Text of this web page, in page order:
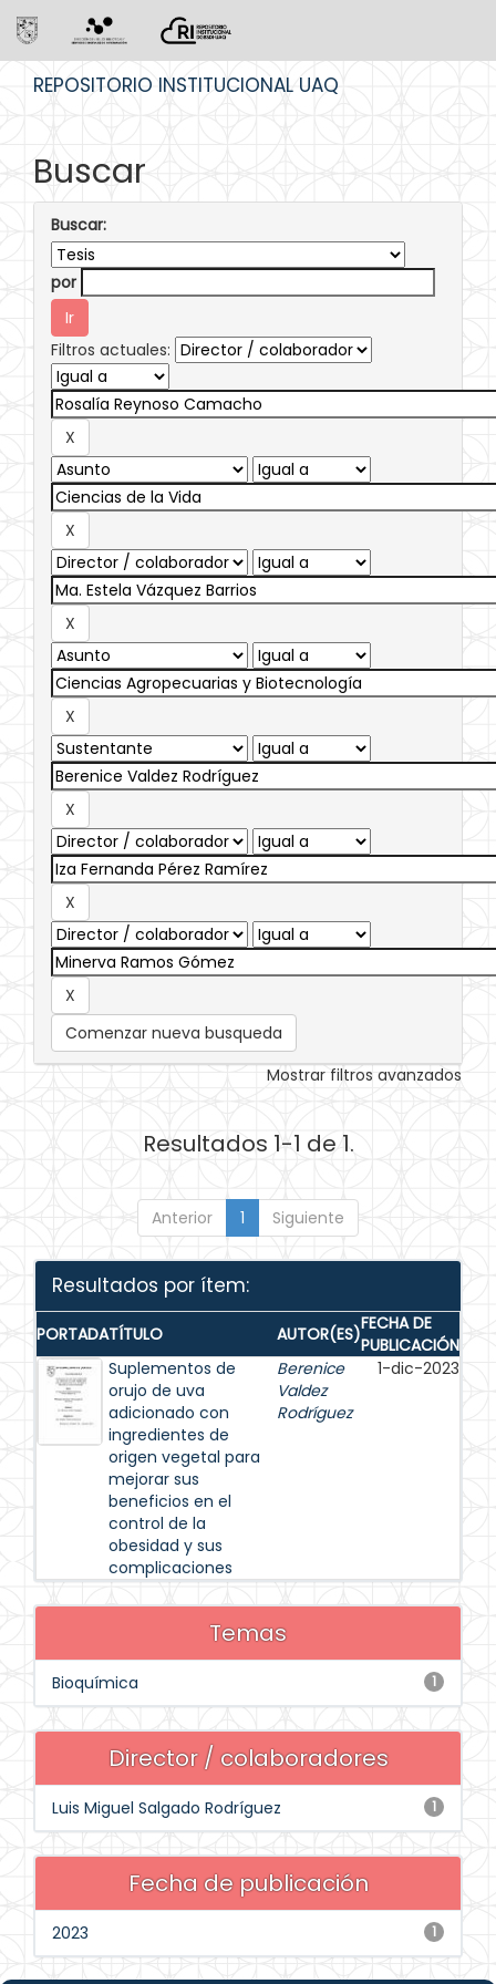
REPOSITORIO INSTITUCIONAL UAQ
Buscar
Buscar:
por
Filtros actuales:
Comenzar nueva busqueda
Mostrar filtros avanzados
Resultados 1-1 de 1.
Anterior 1 Siguiente
Resultados por ítem:
PORTADATÍTULO AUTOR(ES)FECHA DE
PUBLICACIÓN
Suplementos de
orujo de uva
adicionado con
ingredientes de
origen vegetal para
mejorar sus
beneficios en el
control de la
obesidad y sus
complicaciones
Berenice
Valdez
Rodríguez
1-dic-2023
Temas
1
Bioquímica
Director / colaboradores
1
Luis Miguel Salgado Rodríguez
Fecha de publicación
1
2023